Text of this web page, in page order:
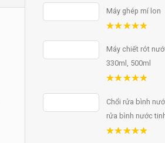
Máy ghép mí lon
Máy chiết rót
330ml, 500ml
Chổi rửa bình
rửa bình nước